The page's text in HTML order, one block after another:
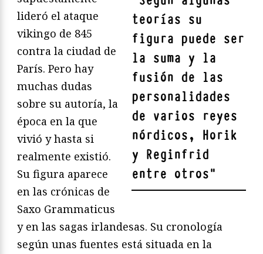
teorías su
figura puede ser
la suma y la
fusión de las
personalidades
de varios reyes
nórdicos, Horik
y Reginfrid
entre otros"
lideró el ataque
vikingo de 845
contra la ciudad de
París. Pero hay
muchas dudas
sobre su autoría, la
época en la que
vivió y hasta si
realmente existió.
Su figura aparece
en las crónicas de
Saxo Grammaticus
y en las sagas irlandesas. Su cronología
según unas fuentes está situada en la